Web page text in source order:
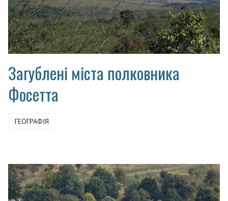
Загублені міста полковника
Фосетта
ГЕОГРАФІЯ